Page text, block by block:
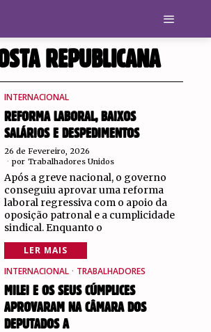
REPUBLICANA
INTERNACIONAL
REFORMA LABORAL, BAIXOS
SALÁRIOS E DESPEDIMENTOS
26 de Fevereiro, 2026
por Trabalhadores Unidos
Após a greve nacional, o governo
conseguiu aprovar uma reforma
laboral regressiva com o apoio da
oposição patronal e a cumplicidade
sindical. Enquanto o
LER MAIS
INTERNACIONAL · TRABALHADORES
MILEI E OS SEUS CÚMPLICES
APROVARAM NA CÂMARA DOS
DEPUTADOS A